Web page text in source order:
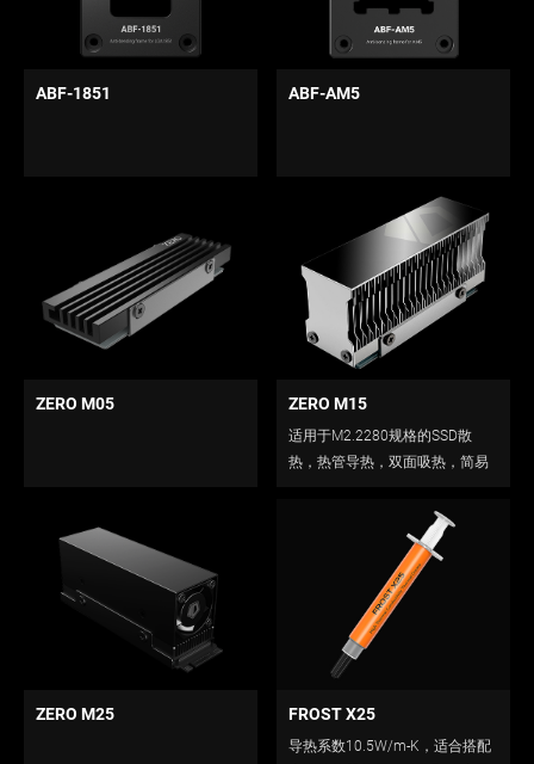
ABF-1851 ABF-AM5
ZERO M05 ZERO M15
适用于M2.2280规格的SSD散
热，热管导热，双面吸热，简易
ZERO M25 FROST X25
导热系数10.5W/m-K，适合搭配